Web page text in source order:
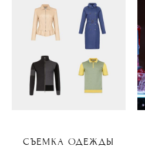
СЪЕМКА ОДЕЖДЫ